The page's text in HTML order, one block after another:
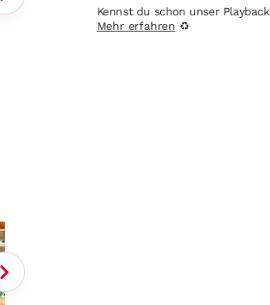
Kennst du schon unser Playback
Mehr erfahren ♻